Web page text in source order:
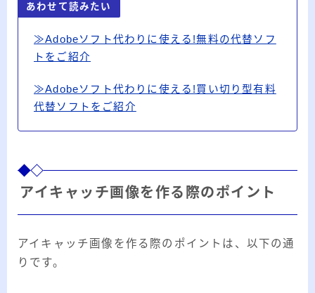
あわせて読みたい
≫Adobeソフト代わりに使える!無料の代替ソフ
トをご紹介
≫Adobeソフト代わりに使える!買い切り型有料
代替ソフトをご紹介
アイキャッチ画像を作る際のポイント
アイキャッチ画像を作る際のポイントは、以下の通
りです。